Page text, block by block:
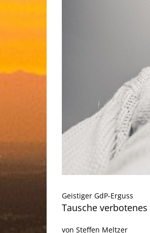
Geistiger GdP-Erguss
Tausche
von Steffen Meltzer